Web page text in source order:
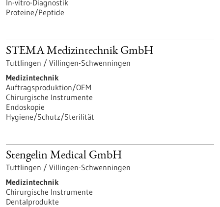
In-vitro-Diagnostik
Proteine/Peptide
STEMA Medizintechnik GmbH
Tuttlingen / Villingen-Schwenningen
Medizintechnik
Auftragsproduktion/OEM
Chirurgische Instrumente
Endoskopie
Hygiene/Schutz/Sterilität
Stengelin Medical GmbH
Tuttlingen / Villingen-Schwenningen
Medizintechnik
Chirurgische Instrumente
Dentalprodukte